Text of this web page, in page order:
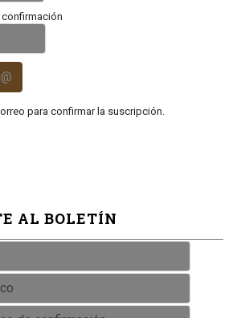
para confirmar la suscripción.
AL BOLETÍN